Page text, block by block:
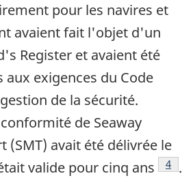
pour les navires et
avaient fait l'objet d'un
Register et avaient été
exigences du Code
de la sécurité.
de Seaway
(SMT) avait été délivrée le
valide pour cinq ans
Note
4 .